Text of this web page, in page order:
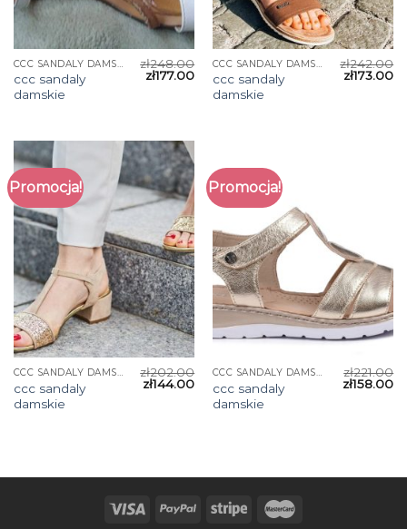
CCC SANDALY DAMSKIE
ccc sandaly
damskie
zł248.00
zł177.00
CCC SANDALY DAMSKIE
ccc sandaly
damskie
zł242.00
zł173.00
Promocja!
CCC SANDALY DAMSKIE
ccc sandaly
damskie
zł202.00
zł144.00
Promocja!
CCC SANDALY DAMSKIE
ccc sandaly
damskie
zł221.00
zł158.00